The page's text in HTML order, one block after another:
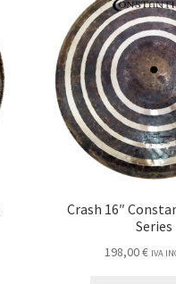
Crash 16″
Series
198,00€ IVA